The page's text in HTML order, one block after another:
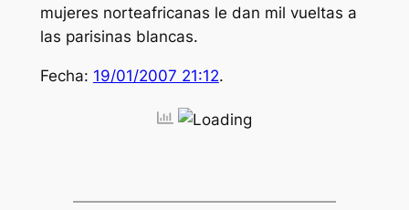
mujeres norteafricanas le dan mil vueltas a
las parisinas blancas.
Fecha: 19/01/2007 21:12.